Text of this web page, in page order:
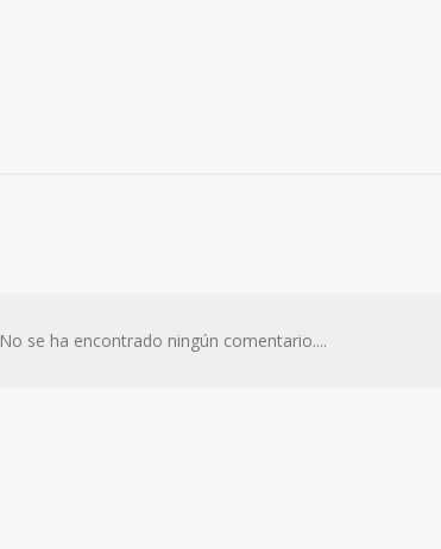
No se ha encontrado ningún comentario....